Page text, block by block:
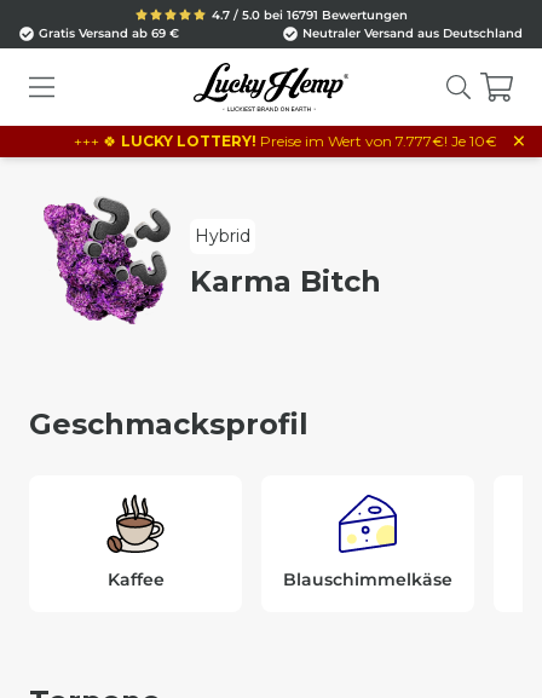
4.7 / 5.0 bei 16791 Bewertungen
Gratis Versand ab 69 €
Neutraler Versand aus Deutschland
+++ 🍀 LUCKY LOTTERY!Preise im Wert von 7.777€! Je 10€ ×
Hybrid
Karma Bitch
Geschmacksprofil
Kaffee Blauschimmelkäse